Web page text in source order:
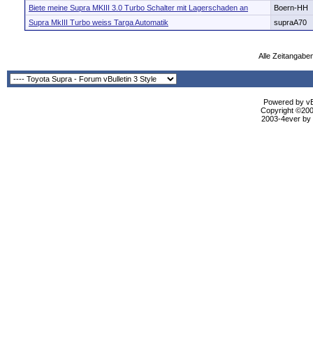
Biete meine Supra MKIII 3.0 Turbo Schalter mit Lagerschaden an
Boern-HH
Supra MkIII Turbo weiss Targa Automatik
supraA70
Alle
Powered by
Copyright
2003-4ever by